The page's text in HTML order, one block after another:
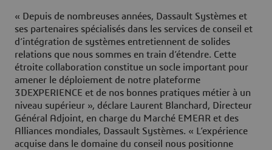
« Depuis de nombreuses années, Dassault Systèmes et
ses partenaires spécialisés dans les services de conseil et
d’intégration de systèmes entretiennent de solides
relations que nous sommes en train d’étendre. Cette
étroite collaboration constitue un socle important pour
amener le déploiement de notre plateforme
3DEXPERIENCE et de nos bonnes pratiques métier à un
niveau supérieur », déclare Laurent Blanchard, Directeur
Général Adjoint, en charge du Marché EMEAR et des
Alliances mondiales, Dassault Systèmes. « L’expérience
acquise dans le domaine du conseil nous positionne